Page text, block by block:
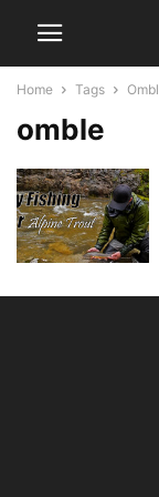
Home Tags
omble